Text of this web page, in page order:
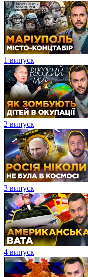
1 випуск
2 випуск
3 випуск
4 випуск